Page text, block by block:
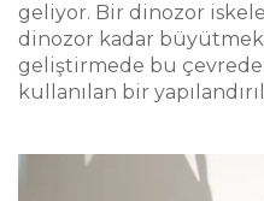
geliyor. Bir dinozor
dinozor kadar
geliştirmede bu
kullanılan bir